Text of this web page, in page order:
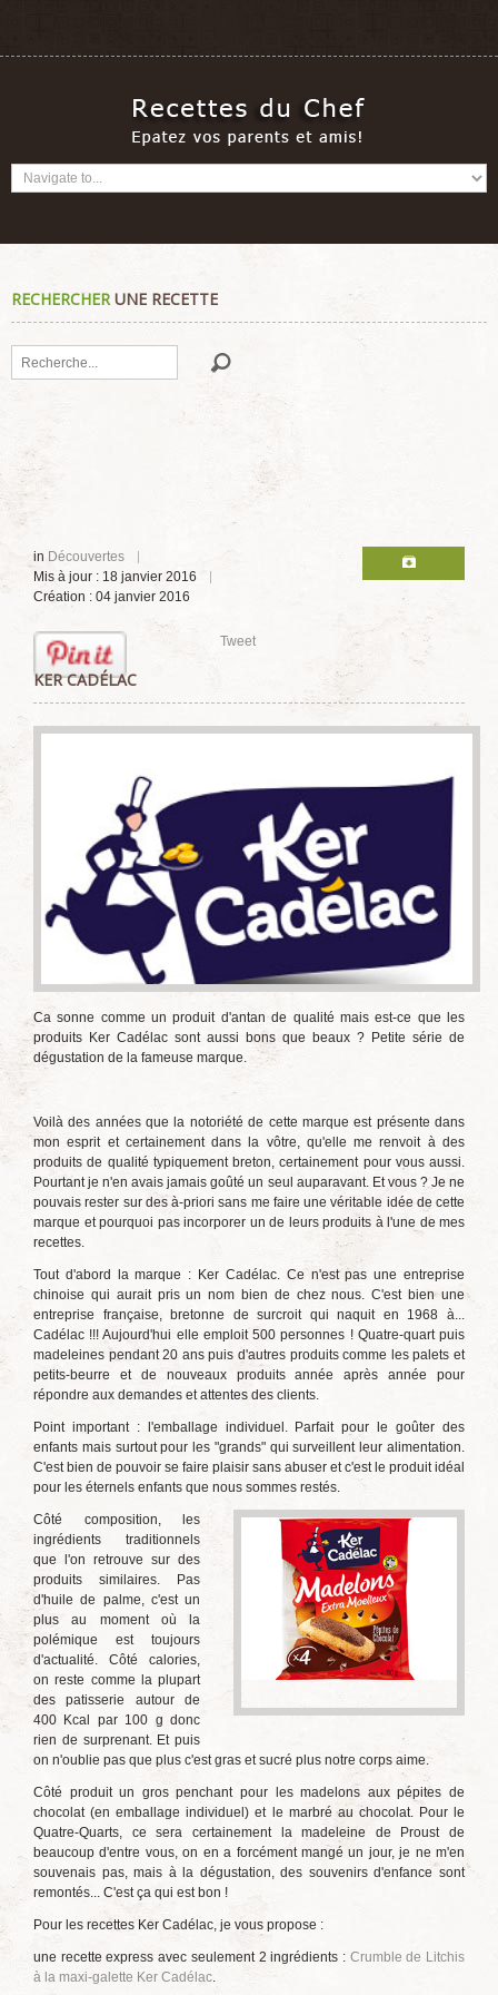
RECHERCHERUNE RECETTE
Rechercher
in Découvertes
Mis à jour : 18 janvier 2016
Création : 04 janvier 2016
Tweet
KER CADÉLAC
Ca sonne comme un produit d'antan de qualité mais est-ce que les
produits Ker Cadélac sont aussi bons que beaux ? Petite série de
dégustation de la fameuse marque.
Voilà des années que la notoriété de cette marque est présente dans
mon esprit et certainement dans la vôtre, qu'elle me renvoit à des
produits de qualité typiquement breton, certainement pour vous aussi.
Pourtant je n'en avais jamais goûté un seul auparavant. Et vous ? Je ne
pouvais rester sur des à-priori sans me faire une véritable idée de cette
marque et pourquoi pas incorporer un de leurs produits à l'une de mes
recettes.
Tout d'abord la marque : Ker Cadélac. Ce n'est pas une entreprise
chinoise qui aurait pris un nom bien de chez nous. C'est bien une
entreprise française, bretonne de surcroit qui naquit en 1968 à...
Cadélac !!! Aujourd'hui elle emploit 500 personnes ! Quatre-quart puis
madeleines pendant 20 ans puis d'autres produits comme les palets et
petits-beurre et de nouveaux produits année après année pour
répondre aux demandes et attentes des clients.
Point important : l'emballage individuel. Parfait pour le goûter des
enfants mais surtout pour les "grands" qui surveillent leur alimentation.
C'est bien de pouvoir se faire plaisir sans abuser et c'est le produit idéal
pour les éternels enfants que nous sommes restés.
Côté composition, les
ingrédients traditionnels
que l'on retrouve sur des
produits similaires. Pas
d'huile de palme, c'est un
plus au moment où la
polémique est toujours
d'actualité. Côté calories,
on reste comme la plupart
des patisserie autour de
400 Kcal par 100 g donc
rien de surprenant. Et puis
on n'oublie pas que plus c'est gras et sucré plus notre corps aime.
Côté produit un gros penchant pour les madelons aux pépites de
chocolat (en emballage individuel) et le marbré au chocolat. Pour le
Quatre-Quarts, ce sera certainement la madeleine de Proust de
beaucoup d'entre vous, on en a forcément mangé un jour, je ne m'en
souvenais pas, mais à la dégustation, des souvenirs d'enfance sont
remontés... C'est ça qui est bon !
Pour les recettes Ker Cadélac, je vous propose :
une recette express avec seulement 2 ingrédients : Crumble de Litchis
à la maxi-galette Ker Cadélac.